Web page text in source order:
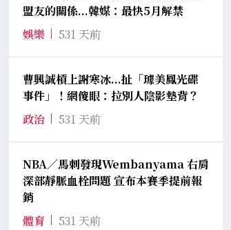
盟友的關係...韓媒：最快5月解禁
娛樂
531 天前
曹興誠槓上謝寒冰...扯「璩美鳳光碟
事件」！網傻眼：拉別人陰影墊背？
政治
531 天前
NBA／馬刺發現Wembanyama 右肩
深部靜脈血栓問題 宣布本賽季提前報
銷
體育
531 天前